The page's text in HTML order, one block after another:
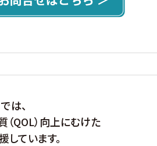
は、
（QOL）向上にむけた
ています。